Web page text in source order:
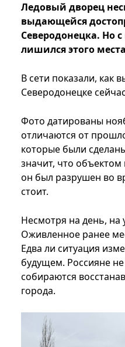
Ледовый дворец
выдающейся
Северодонецка. Но
лишился этого
В сети показали, как
Северодонецке
Фото датированы
отличаются от
которые были
значит, что объектом
он был разрушен во
стоит.
Несмотря на день, на
Оживленное ранее
Едва ли ситуация
будущем. Россияне
собираются
города.